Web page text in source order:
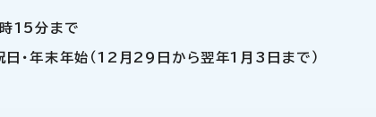
15分まで
日・年末年始（12月29日から翌年1月3日まで）